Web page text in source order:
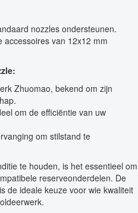
nozzles ondersteunen.
van 12x12 mm
Zhuomao, bekend om zijn
om de efficiëntie van uw
om stilstand te
te houden, is het essentieel om
reserveonderdelen. De
de ideale keuze voor wie kwaliteit